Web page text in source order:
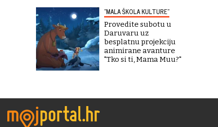
"MALA ŠKOLA KULTURE"
Provedite subotu u
Daruvaru uz
besplatnu projekciju
animirane avanture
"Tko si ti, Mama Muu?"